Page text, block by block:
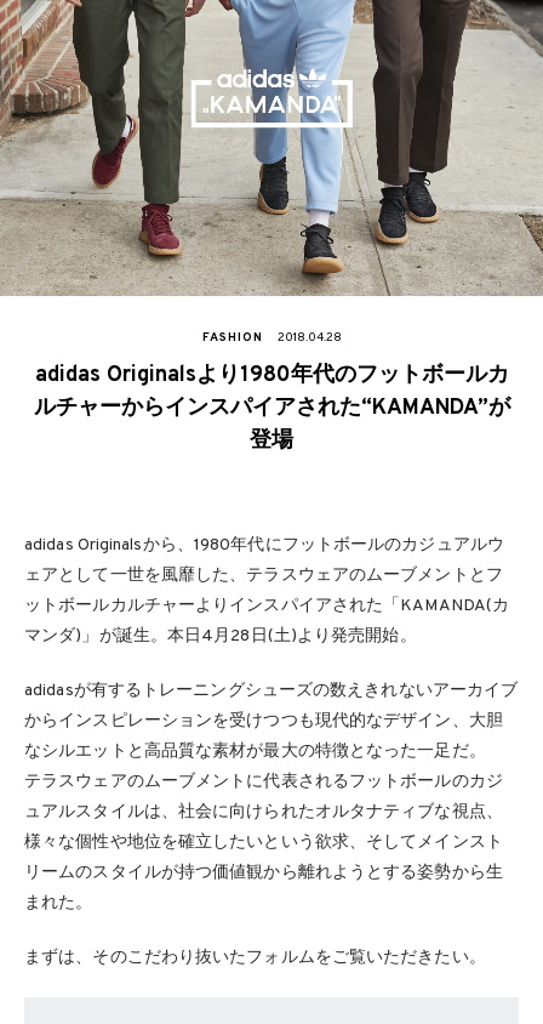
FASHION 2018.04.28
adidas Originalsより1980年代のフットボールカ
ルチャーからインスパイアされた“KAMANDA”が
登場
adidas Originalsから、1980年代にフットボールのカジュアルウ
ェアとして一世を風靡した、テラスウェアのムーブメントとフ
ットボールカルチャーよりインスパイアされた「KAMANDA(カ
マンダ)」が誕生。本日4月28日(土)より発売開始。
adidasが有するトレーニングシューズの数えきれないアーカイブ
からインスピレーションを受けつつも現代的なデザイン、大胆
なシルエットと高品質な素材が最大の特徴となった一足だ。
テラスウェアのムーブメントに代表されるフットボールのカジ
ュアルスタイルは、社会に向けられたオルタナティブな視点、
様々な個性や地位を確立したいという欲求、そしてメインスト
リームのスタイルが持つ価値観から離れようとする姿勢から生
まれた。
まずは、そのこだわり抜いたフォルムをご覧いただきたい。